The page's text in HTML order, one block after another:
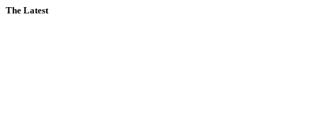
The Latest